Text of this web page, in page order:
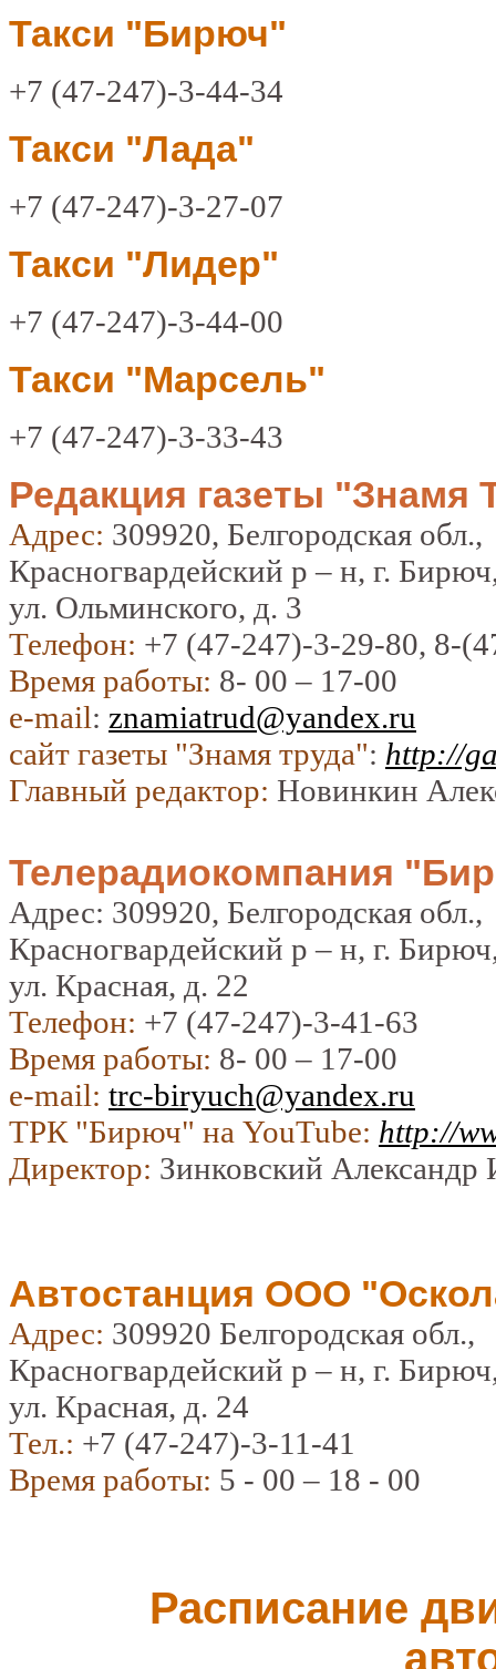
Такси "Бирюч"
+7 (47-247)-3-44-34
Такси "Лада"
+7 (47-247)-3-27-07
Такси "Лидер"
+7 (47-247)-3-44-00
Такси "Марсель"
+7 (47-247)-3-33-43
Редакция газеты "Знамя
Адрес: 309920, Белгородская обл.,
Красногвардейский р – н, г.
ул. Ольминского, д. 3
Телефон: +7 (47-247)-3-29-80, 8-
Время работы: 8- 00 – 17-00
e-mail: znamiatrud@yandex.ru
сайт газеты "Знамя труда": http://
Главный редактор: Новинкин
Телерадиокомпания
Адрес: 309920, Белгородская обл.,
Красногвардейский р – н, г.
ул. Красная, д. 22
Телефон: +7 (47-247)-3-41-63
Время работы: 8- 00 – 17-00
e-mail: trc-biryuch@yandex.ru
ТРК "Бирюч" на YouTube: http://
Директор: Зинковский Александр
Автостанция ООО
Адрес: 309920 Белгородская обл.,
Красногвардейский р – н, г.
ул. Красная, д. 24
Тел.: +7 (47-247)-3-11-41
Время работы: 5 - 00 – 18 - 00
Расписание